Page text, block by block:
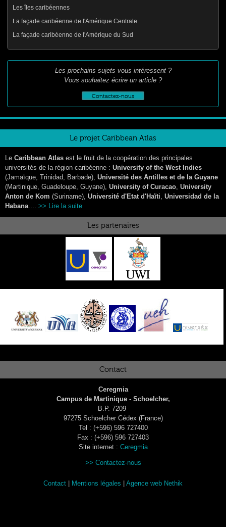
Les îles caribéennes
La façade caribéenne de l'Amérique Centrale
La façade caribéenne de l'Amérique du Sud
Les prochains sujets vous intéressent ?
Vous souhaitez écrire un article ?
Contactez-nous
Le projet Caribbean Atlas
Le Caribbean Atlas est le fruit de la coopération des principales
universités de la région caribéenne : University of the West Indies
(Jamaïque, Trinidad, Barbade), Université des Antilles et de la Guyane
(Martinique, Guadeloupe, Guyane), University of Curacao, University
Anton de Kom (Suriname), Université d'Etat d'Haïti, Universidad de la
Habana.... >> Lire la suite
Les partenaires
Contact
Ceregmia
Campus de Martinique - Schoelcher,
B.P. 7209
97275 Schoelcher Cédex (France)
Tel : (+596) 596 727400
Fax : (+596) 596 727403
Site internet : Ceregmia
>> Contactez-nous
Contact Mentions légales Agence web Nethik